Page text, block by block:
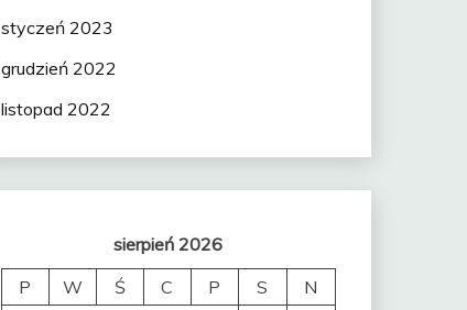
styczeń 2023
grudzień 2022
listopad 2022
sierpień 2026
P
W Ś C P S
N